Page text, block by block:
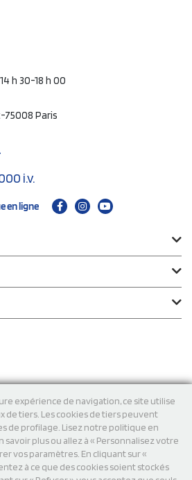
expérience de navigation, ce site utilise
de tiers. Les cookies de tiers peuvent
de profilage. Lisez notre politique en
plus ou allez à « Personnalisez votre
vos paramètres. En cliquant sur «
à ce que des cookies soient stockés
h 30-18 h 00
75008 Paris
i.v.
en ligne